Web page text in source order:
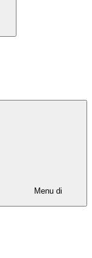
Menu di